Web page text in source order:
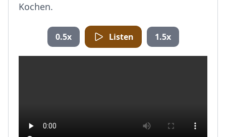
Kochen.
0.5x Listen 1.5x